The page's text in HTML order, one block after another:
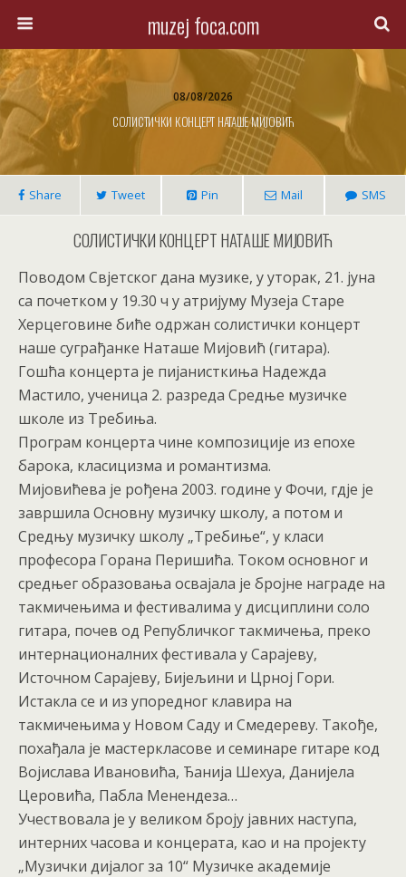
muzej foca.com
08/08/2026
СОЛИСТИЧКИ КОНЦЕРТ НАТАШЕ МИЈОВИЋ
Share Tweet Pin Mail SMS
СОЛИСТИЧКИ КОНЦЕРТ НАТАШЕ МИЈОВИЋ
Поводом Свјетског дана музике, у уторак, 21. јуна
са почетком у 19.30 ч у атријуму Музеја Старе
Херцеговине биће одржан солистички концерт
наше суграђанке Наташе Мијовић (гитара).
Гошћа концерта је пијанисткиња Надежда
Мастило, ученица 2. разреда Средње музичке
школе из Требиња.
Програм концерта чине композиције из епохе
барока, класицизма и романтизма.
Мијовићева је рођена 2003. године у Фочи, гдје је
завршила Основну музичку школу, а потом и
Средњу музичку школу „Требиње“, у класи
професора Горана Перишића. Током основног и
средњег образовања освајала је бројне награде на
такмичењима и фестивалима у дисциплини соло
гитара, почев од Републичког такмичења, преко
интернационалних фестивала у Сарајеву,
Источном Сарајеву, Бијељини и Црној Гори.
Истакла се и из упоредног клавира на
такмичењима у Новом Саду и Смедереву. Такође,
похађала је мастеркласове и семинаре гитаре код
Војислава Ивановића, Ђанија Шехуа, Данијела
Церовића, Пабла Менендеза…
Учествовала је у великом броју јавних наступа,
интерних часова и концерата, као и на пројекту
„Музички дијалог за 10“ Музичке академије